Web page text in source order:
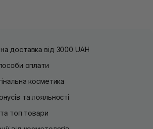
доставка від 3000 UAH
оплати
косметика
та лояльності
топ товари